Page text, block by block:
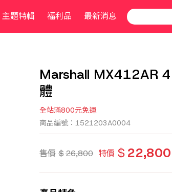
主題特輯 福利品 最新消息
Marshall MX412AR
體
全站滿800元免運
商品編號：1521203A0004
售價 $26,800 特價 $22,800